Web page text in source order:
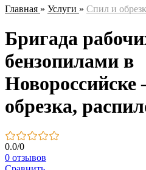
Главная » Услуги » Спил и
Бригада
бензопилами в
Новороссийске
обрезка,
0.0/0
0 отзывов